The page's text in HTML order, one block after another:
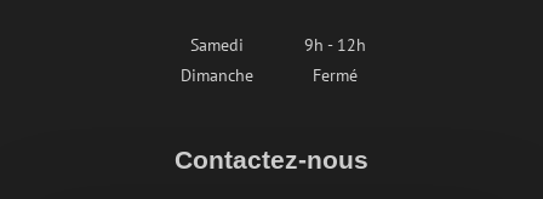
Samedi
9h - 12h
Dimanche
Fermé
Contactez-nous